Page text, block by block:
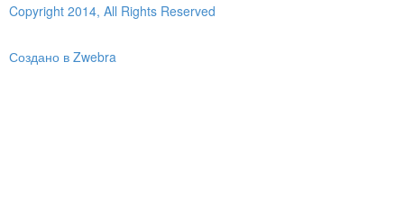
Copyright 2014, All Rights Reserved
Создано в Zwebra